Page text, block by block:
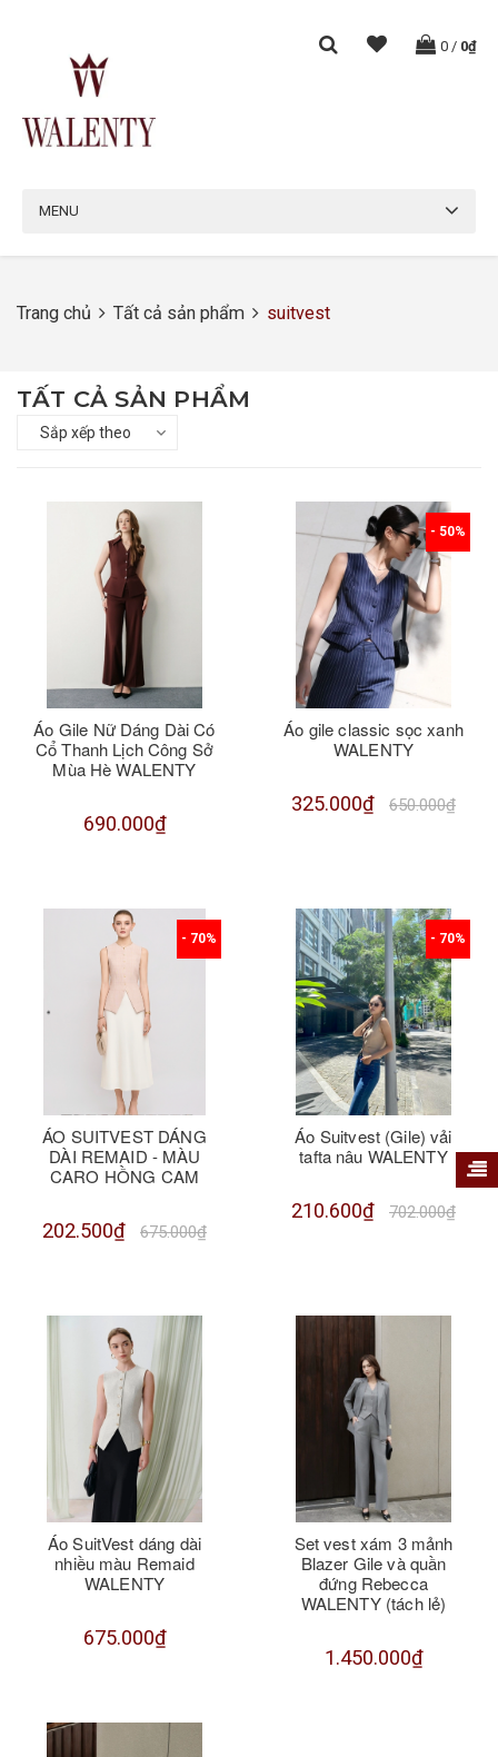
0 / 0₫
MENU
Trang chủ Tất cả sản phẩm suitvest
TẤT CẢ SẢN PHẨM
Sắp xếp theo
Áo Gile Nữ Dáng Dài Có
Cổ Thanh Lịch Công Sở
Mùa Hè WALENTY
690.000₫
- 50%
Áo gile classic sọc xanh
WALENTY
325.000₫ 650.000₫
- 70%
ÁO SUITVEST DÁNG
DÀI REMAID - MÀU
CARO HỒNG CAM
202.500₫ 675.000₫
- 70%
Áo Suitvest (Gile) vải
tafta nâu WALENTY
210.600₫ 702.000₫
Áo SuitVest dáng dài
nhiều màu Remaid
WALENTY
675.000₫
Set vest xám 3 mảnh
Blazer Gile và quần
đứng Rebecca
WALENTY (tách lẻ)
1.450.000₫